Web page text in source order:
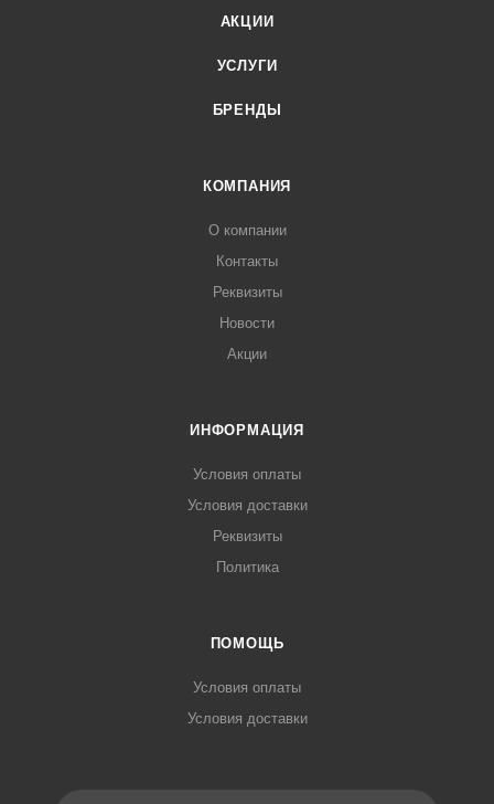
АКЦИИ
УСЛУГИ
БРЕНДЫ
КОМПАНИЯ
О компании
Контакты
Реквизиты
Новости
Акции
ИНФОРМАЦИЯ
Условия оплаты
Условия доставки
Реквизиты
Политика
ПОМОЩЬ
Условия оплаты
Условия доставки